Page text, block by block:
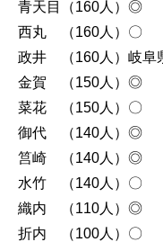
青天目（160人）◎
西丸 （160人）〇
政井 （160人）岐阜
金賀 （150人）◎
菜花 （150人）〇
御代 （140人）◎
筥崎 （140人）◎
水竹 （140人）〇
織内 （110人）◎
折内 （100人）〇